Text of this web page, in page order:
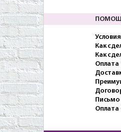
Как
Как
Оплата
Письмо
Оплата